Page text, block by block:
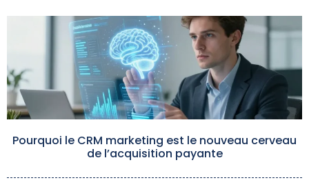
Pourquoi le CRM marketing est le nouveau cerveau
de l’acquisition payante